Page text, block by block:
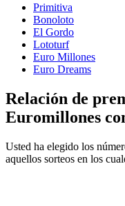
Primitiva
Bonoloto
El Gordo
Lototurf
Euro Millones
Euro Dreams
Relación de
Euromillones
Usted ha elegido los
aquellos sorteos en los